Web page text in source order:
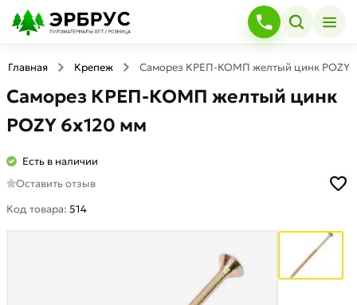
Главная Крепеж Саморез КРЕП-КОМП желтый цинк POZY
Саморез КРЕП-КОМП желтый цинк
POZY 6х120 мм
Есть в наличии
Оставить отзыв
Код товара: 514